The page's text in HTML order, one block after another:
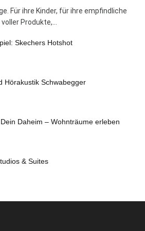
Für ihre Kinder, für ihre empfindliche
Produkte,...
Skechers Hotshot
Hörakustik Schwabegger
Daheim – Wohnträume erleben
& Suites